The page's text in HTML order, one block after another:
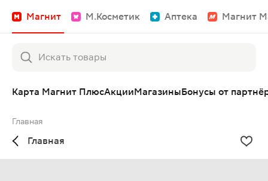
Магнит М.Косметик Аптека Магнит
Карта Магнит ПлюсАкцииМагазиныБонусы от
Главная
Главная